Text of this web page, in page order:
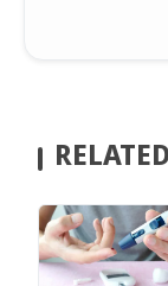
RELATED